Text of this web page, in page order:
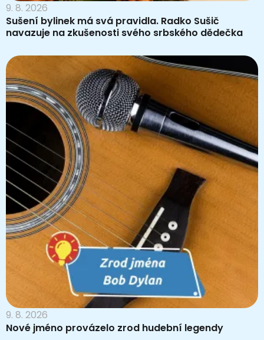
9. 8. 2026
Sušení bylinek má svá pravidla. Radko Sušič
navazuje na zkušenosti svého srbského dědečka
9. 8. 2026
Nové jméno provázelo zrod hudební legendy